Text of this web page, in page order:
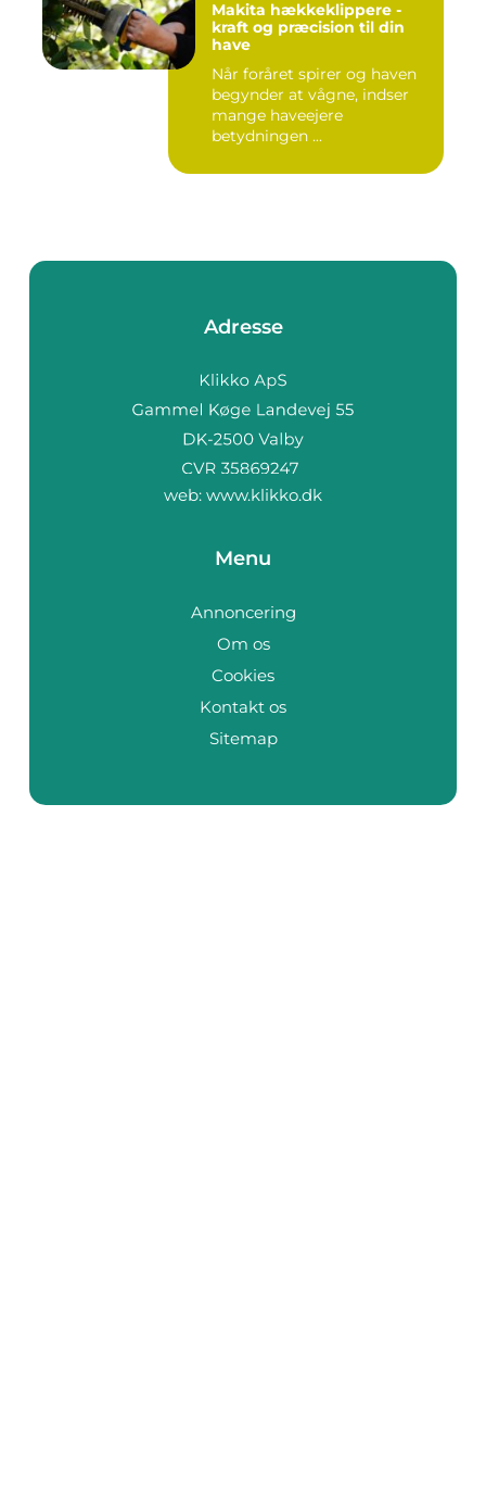
Makita hækkeklippere -
kraft og præcision til din
have
Når foråret spirer og haven
begynder at vågne, indser
mange haveejere
betydningen ...
Adresse
web: www.klikko.dk
Menu
Annoncering
Om os
Cookies
Kontakt os
Sitemap